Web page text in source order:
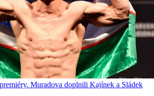
Muradova doplnili Kajínek a Sládek